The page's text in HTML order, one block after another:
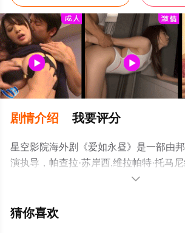
剧情介绍 我要评分
星空影院海外剧《爱如永昼》是一部由
演执导，帕查拉·苏岸西,维拉帕特·托马
绎的泰国电视剧，大结局剧情已揭晓（
多相关信息可移步至豆瓣电视剧、电视猫

猜你喜欢